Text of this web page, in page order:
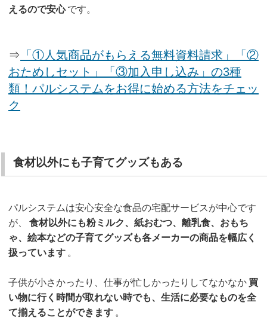
えるので安心 です。
⇒ 「①人気商品がもらえる無料資料請求」「②
おためしセット」「③加入申し込み」の3種
類！パルシステムをお得に始める方法をチェッ
ク
食材以外にも子育てグッズもある
パルシステムは安心安全な食品の宅配サービスが中心です
が、
食材以外にも粉ミルク、紙おむつ、離乳食、おもち
ゃ、絵本などの子育てグッズも各メーカーの商品を幅広く
扱っています 。
子供が小さかったり、仕事が忙しかったりしてなかなか 買
い物に行く時間が取れない時でも、生活に必要なものを全
て揃えることができます 。